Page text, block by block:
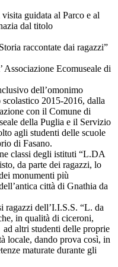
guidata al Parco e al
dal titolo
raccontate dai ragazzi”
Associazione Ecomuseale di
dell’omonimo
2015-2016, dalla
con il Comune di
della Puglia e il Servizio
agli studenti delle scuole
di Fasano.
classi degli istituti “L.DA
da parte dei ragazzi, lo
monumenti più
città di Gnathia da
ragazzi dell’I.I.S.S. “L. da
in qualità di ciceroni,
altri studenti delle proprie
locale, dando prova così, in
maturate durante gli